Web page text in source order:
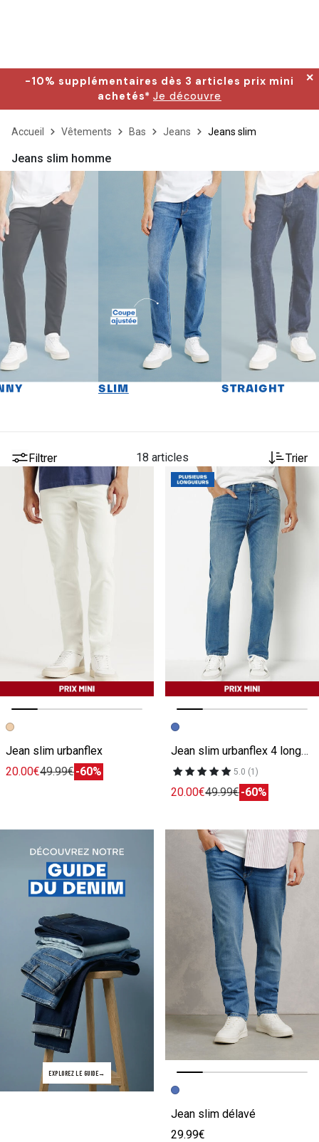
-10% supplémentaires dès 3 articles prix mini
achetés* Je découvre
✕
Accueil Vêtements Bas Jeans Jeans slim
Jeans slim homme
SLIM STRAIGHT
Filtrer 18 articles Trier
Image précédente
Image suivante
Jean slim urbanflex
20.00€49.99€-60%
Image précédente
Image suivante
Jean slim urbanflex 4 longueurs
5.0 (1)
20.00€49.99€-60%
EXPLOREZ LE GUIDE
Image précédente
Image suivante
Jean slim délavé
29.99€